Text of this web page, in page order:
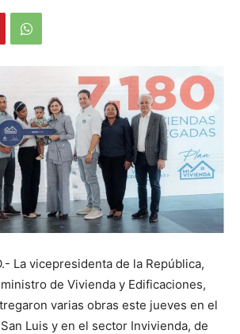
La vicepresidenta de la República,
de Vivienda y Edificaciones,
varias obras este jueves en el
Luis y en el sector Invivienda, de